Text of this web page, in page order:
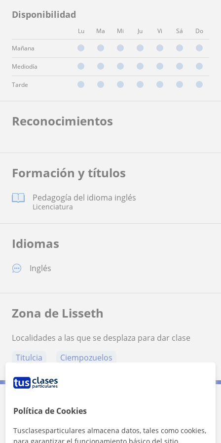
Disponibilidad
Lu Ma Mi Ju Vi Sá Do
Mañana
Mediodía
Tarde
Reconocimientos
Formación y títulos
Pedagogía del idioma inglés
Licenciatura
Idiomas
Inglés
Zona de Lisseth
Localidades a las que se desplaza para dar clase
Titulcia
Ciempozuelos
Contacta con Lisseth
Tarifa 10€/h
Política de Cookies
Tusclasesparticulares almacena datos, tales como cookies,